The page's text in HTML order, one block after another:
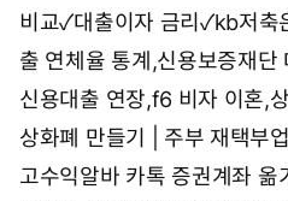
비교✓대출이자 금리✓kb저축
출 연체율 통계,신용보증재단
신용대출 연장,f6 비자 이혼,
상화폐 만들기 | 주부 재택부
고수익알바 카톡 증권계좌 옮